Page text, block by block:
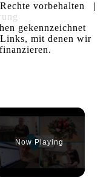
vorbehalten |
gekennzeichnet
mit denen wir
Now Playing